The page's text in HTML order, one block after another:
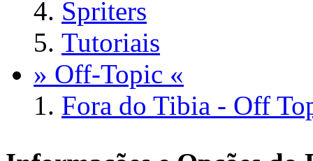
Spriters
Tutoriais
» Off-Topic «
Fora do Tibia - Off